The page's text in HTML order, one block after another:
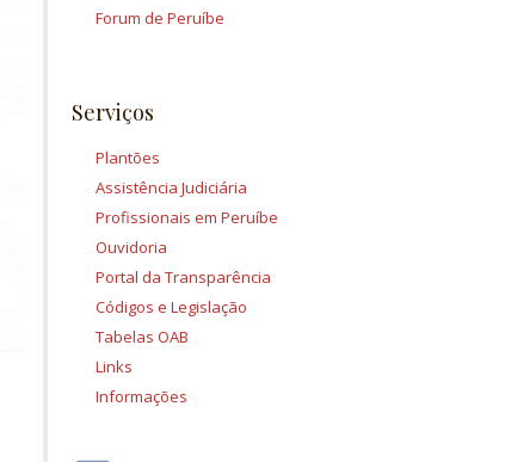
Forum de Peruíbe
Serviços
Plantões
Assistência Judiciária
Profissionais em Peruíbe
Ouvidoria
Portal da Transparência
Códigos e Legislação
Tabelas OAB
Links
Informações